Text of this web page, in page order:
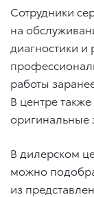
Сотрудники
на
диагностики и
работы
В центре
оригинальные
В дилерском
можно
из